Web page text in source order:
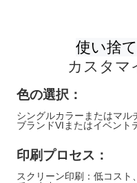
カスタマ
色の選択：
シングルカラーまたはマル
ブランドVIまたはイベント
印刷プロセス：
スクリーン印刷：低コスト